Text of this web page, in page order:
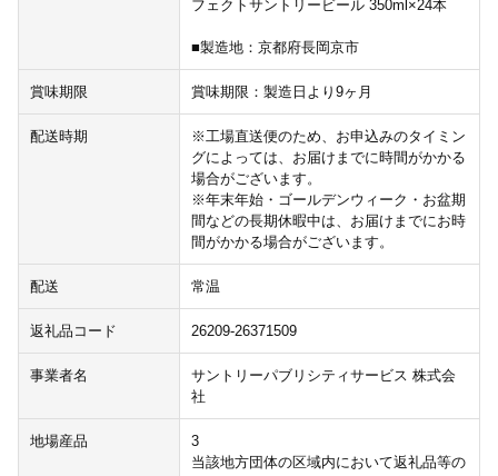
フェクトサントリービール 350ml×24本
■製造地：京都府長岡京市
賞味期限 賞味期限：製造日より9ヶ月
配送時期
※工場直送便のため、お申込みのタイミン
グによっては、お届けまでに時間がかかる
場合がございます。
※年末年始・ゴールデンウィーク・お盆期
間などの長期休暇中は、お届けまでにお時
間がかかる場合がございます。
配送 常温
返礼品コード 26209-26371509
事業者名
サントリーパブリシティサービス 株式会
社
地場産品
3
当該地方団体の区域内において返礼品等の